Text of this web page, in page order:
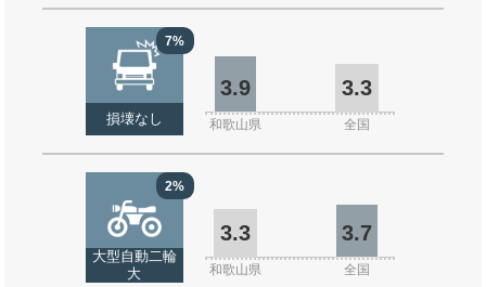
7%
損壊なし
3.9 3.3
和歌山県 全国
2%
大型自動二輪
大
3.3 3.7
和歌山県 全国